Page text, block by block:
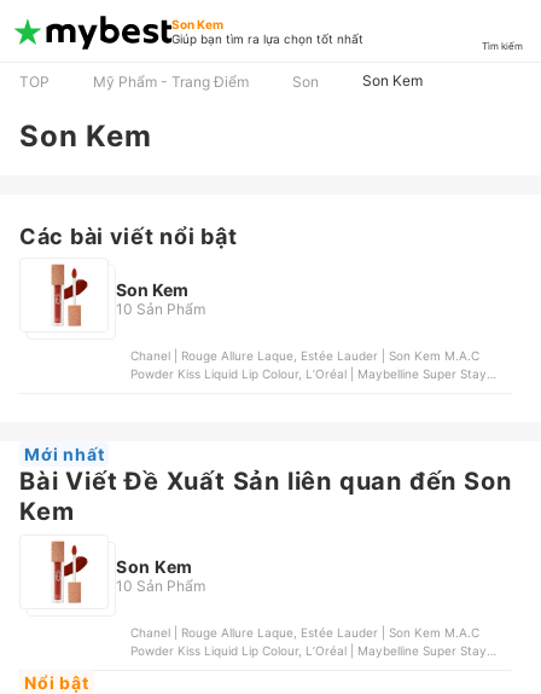
Son Kem
Giúp bạn tìm ra lựa chọn tốt nhất
Tìm kiếm
TOP Mỹ Phẩm - Trang Điểm Son Son Kem
Son Kem
Các bài viết nổi bật
Son Kem
10 Sản Phẩm
Chanel | Rouge Allure Laque, Estée Lauder | Son Kem M.A.C
Powder Kiss Liquid Lip Colour, L’Oréal | Maybelline Super Stay
Mới nhất
Bài Viết Đề Xuất Sản liên quan đến Son
Kem
Son Kem
10 Sản Phẩm
Chanel | Rouge Allure Laque, Estée Lauder | Son Kem M.A.C
Powder Kiss Liquid Lip Colour, L’Oréal | Maybelline Super Stay
Nổi bật